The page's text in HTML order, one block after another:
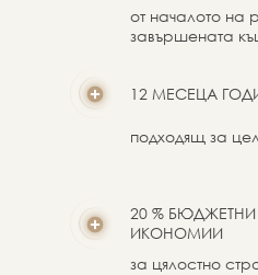
от началото на
завършената
20 % БЮДЖЕТНИ
ИКОНОМИИ
за цялостно
12 МЕСЕЦА
подходящ за